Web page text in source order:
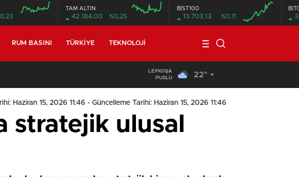
TAM ALTIN
42.184,00 %0,25
BİST100
13.703,13 %0,11
RUM BASINI TÜRKIYE TEKNOLOJI
Seyir Halindeki Araç Alev Aldı, Korku Dolu Anlar
LEFKOŞA
PUSLU
22°
Haziran 15, 2026 11:46 - Güncelleme Tarihi: Haziran 15, 2026 11:46
stratejik ulusal